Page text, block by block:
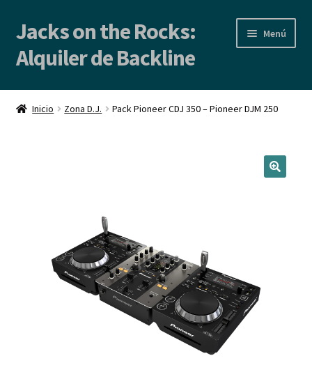
Ir
a
la
Ir
al
contenido
Jacks on the Rocks:
Alquiler de Backline
Menú
Inicio
Inicio Zona D.J. Pack Pioneer CDJ 350 – Pioneer DJM 250